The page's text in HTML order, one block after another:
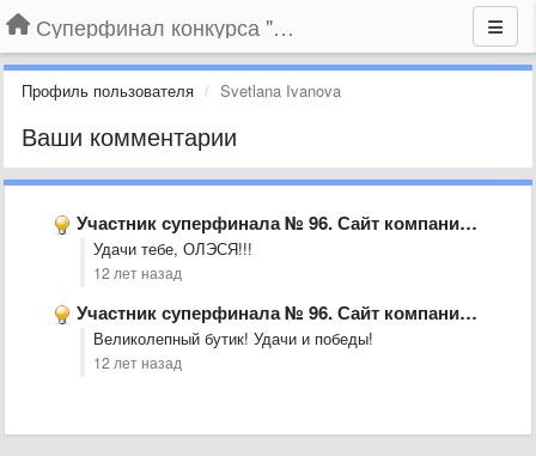
Суперфинал конкурса "Компания года-2014" на BLIZKO.ru
Профиль пользователя Svetlana Ivanova
Ваши комментарии
Участник суперфинала № 96. Сайт компании «Бутик «Олэся», г. Ульяновск
Удачи тебе, ОЛЭСЯ!!!
12 лет назад
Участник суперфинала № 96. Сайт компании «Бутик «Олэся», г. Ульяновск
Великолепный бутик! Удачи и победы!
12 лет назад